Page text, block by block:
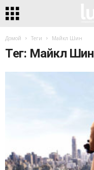
Домой Теги Майкл Шин
Тег: Майкл Шин